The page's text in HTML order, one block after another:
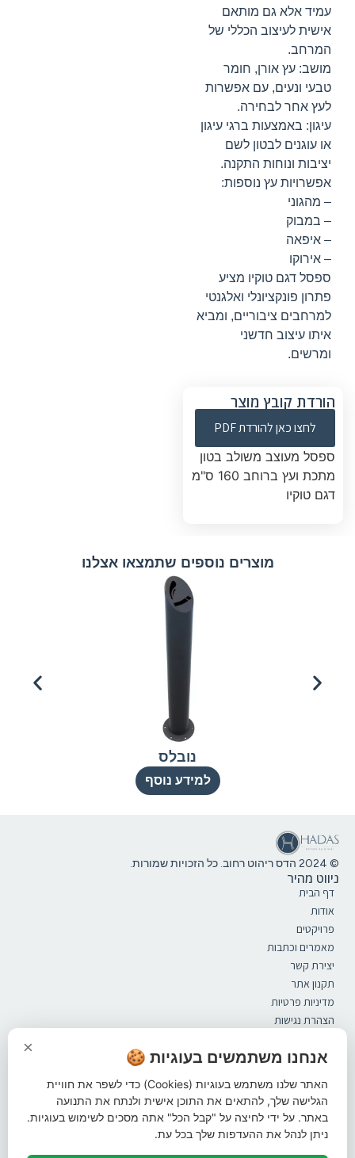
עמיד אלא גם מותאם
אישית לעיצוב הכללי של
המרחב.
מושב: עץ אורן, חומר
טבעי ונעים, עם אפשרות
לעץ אחר לבחירה.
עיגון: באמצעות ברגי עיגון
או עוגנים לבטון לשם
יציבות ונוחות התקנה.
אפשרויות עץ נוספות:
– מהגוני
– במבוק
– איפאה
– אירוקו
ספסל דגם טוקיו מציע
פתרון פונקציונלי ואלגנטי
למרחבים ציבוריים, ומביא
איתו עיצוב חדשני
ומרשים.
הורדת קובץ מוצר
לחצו כאן להורדת PDF
ספסל מעוצב משולב בטון
מתכת ועץ ברוחב 160 ס"מ
דגם טוקיו
מוצרים נוספים שתמצאו אצלנו
נובלס
למידע נוסף
© 2024 הדס ריהוט רחוב. כל הזכויות שמורות.
ניווט מהיר
דף הבית
אודות
פרויקטים
מאמרים וכתבות
יצירת קשר
תקנון אתר
מדיניות פרטיות
הצהרת נגישות
אשפתונים
פתרונות הצללה
ברזיות
עמודי חסימה
× אנחנו משתמשים בעוגיות 🍪
האתר שלנו משתמש בעוגיות (Cookies) כדי לשפר את חוויית
הגלישה שלך, להתאים את התוכן אישית ולנתח את התנועה
באתר. על ידי לחיצה על "קבל הכל" אתה מסכים לשימוש בעוגיות.
ניתן לנהל את ההעדפות שלך בכל עת.